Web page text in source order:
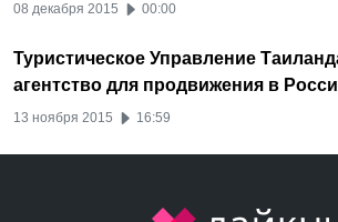
08 декабря 2015 00:00
Туристическое Управление
агентство для продвижения в
13 ноября 2015 16:59